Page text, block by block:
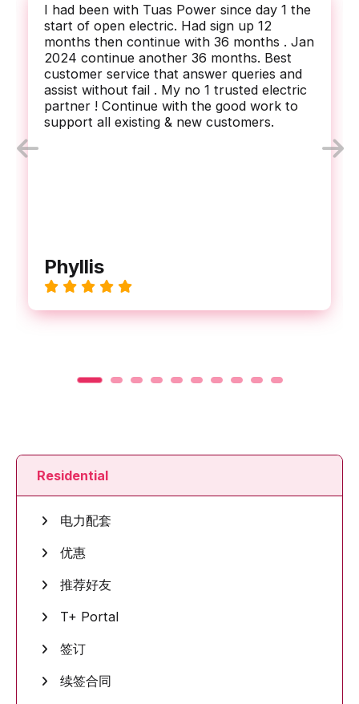
I had been with Tuas Power since day 1 the
start of open electric. Had sign up 12
months then continue with 36 months . Jan
2024 continue another 36 months. Best
customer service that answer queries and
assist without fail . My no 1 trusted electric
partner ! Continue with the good work to
support all existing & new customers.
Phyllis
Residential
电力配套
优惠
推荐好友
T+ Portal
签订
续签合同